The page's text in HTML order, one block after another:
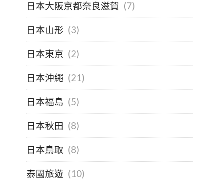
日本大阪京都奈良滋賀 (7)
日本山形 (3)
日本東京 (2)
日本沖繩 (21)
日本福島 (5)
日本秋田 (8)
日本鳥取 (8)
泰國旅遊 (10)